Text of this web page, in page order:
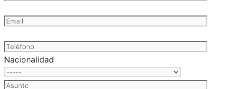
Nacionalidad